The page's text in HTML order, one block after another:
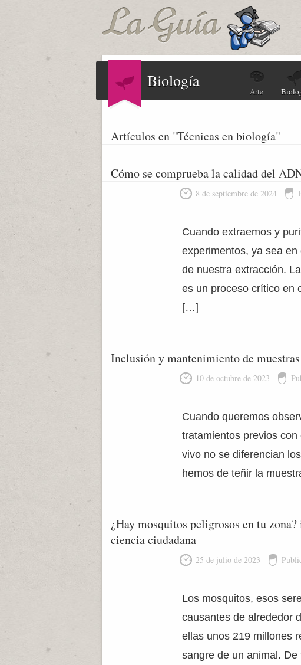
Biología
Arte
Artículos en "Técnicas en biología"
Cómo se comprueba la calidad del
8 de septiembre de 2024
Cuando extraemos y
experimentos, ya sea
de nuestra extracción.
es un proceso crítico en
[…]
Inclusión y mantenimiento de
10 de octubre de 2023
Cuando queremos
tratamientos previos
vivo no se diferencian
hemos de teñir la
¿Hay mosquitos peligrosos en tu
ciencia ciudadana
25 de julio de 2023
Los mosquitos, esos
causantes de alrededor
ellas unos 219 millones
sangre de un animal.